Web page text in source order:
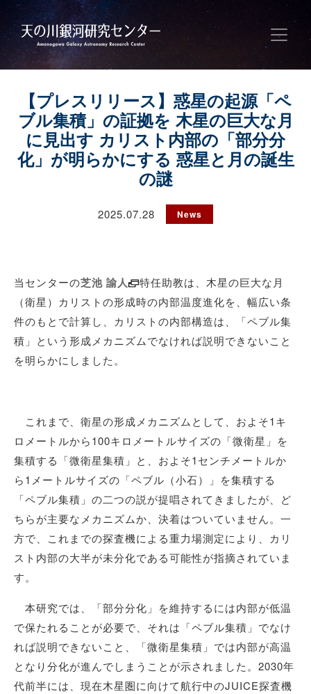
【プレスリリース】惑星の起源「ペ
ブル集積」の証拠を 木星の巨大な月
に見出す カリスト内部の「部分分
化」が明らかにする 惑星と月の誕生
の謎
2025.07.28 News
当センターの芝池 諭人
特任助教は、木星の巨大な月
（衛星）カリストの形成時の内部温度進化を、幅広い条
件のもとで計算し、カリストの内部構造は、「ペブル集
積」という形成メカニズムでなければ説明できないこと
を明らかにしました。
これまで、衛星の形成メカニズムとして、およそ1キ
ロメートルから100キロメートルサイズの「微衛星」を
集積する「微衛星集積」と、およそ1センチメートルか
ら1メートルサイズの「ペブル（小石）」を集積する
「ペブル集積」の二つの説が提唱されてきましたが、ど
ちらが主要なメカニズムか、決着はついていません。一
方で、これまでの探査機による重力場測定により、カリ
スト内部の大半が未分化である可能性が指摘されていま
す。
本研究では、「部分分化」を維持するには内部が低温
で保たれることが必要で、それは「ペブル集積」でなけ
れば説明できないこと、「微衛星集積」では内部が高温
となり分化が進んでしまうことが示されました。2030年
代前半には、現在木星圏に向けて航行中のJUICE探査機